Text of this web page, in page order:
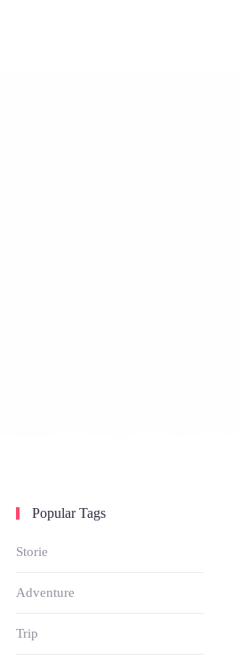
Popular Tags
Storie
Adventure
Trip